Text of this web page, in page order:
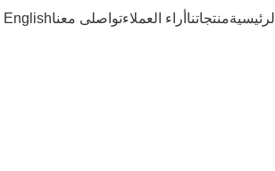
الرئيسيةمنتجاتنا أراء العملاءتواصلى معناEnglish